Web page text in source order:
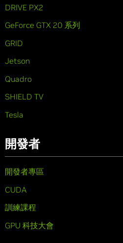
DRIVE PX2
GeForce GTX 20 系列
GRID
Jetson
Quadro
SHIELD TV
Tesla
開發者
開發者專區
CUDA
訓練課程
GPU 科技大會